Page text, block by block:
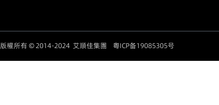
版權所有 © 2014-2024 艾順佳集團 粤ICP备19085305号